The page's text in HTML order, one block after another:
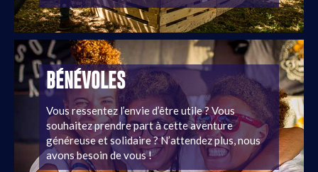
BÉNÉVOLES
Vous ressentez l’envie d’être utile ? Vous
souhaitez prendre part à cette aventure
généreuse et solidaire ? N’attendez plus, nous
avons besoin de vous !